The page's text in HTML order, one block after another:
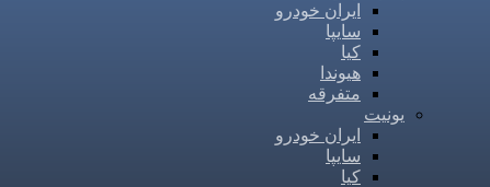
ایران خودرو
سایپا
کیا
هیوندا
متفرقه
یونیت
ایران خودرو
سایپا
کیا